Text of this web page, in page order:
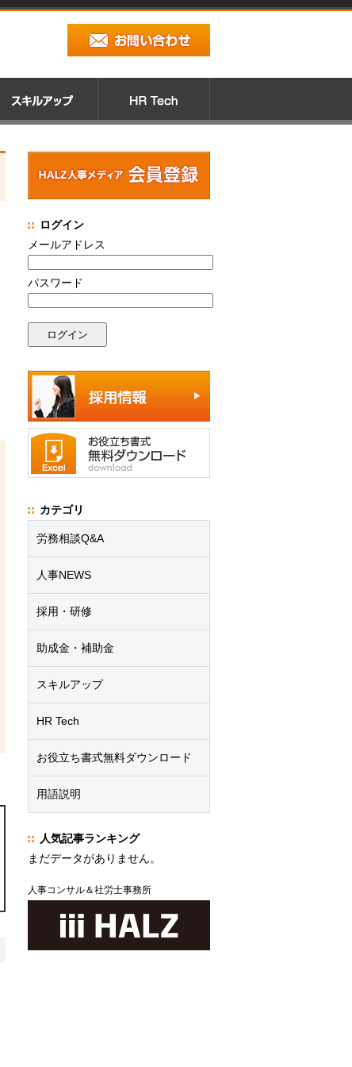
ログイン
メールアドレス
パスワード
カテゴリ
労務相談Q&A
人事NEWS
採用・研修
助成金・補助金
スキルアップ
HR Tech
お役立ち書式無料ダウンロード
用語説明
人気記事ランキング
まだデータがありません。
人事コンサル＆社労士事務所